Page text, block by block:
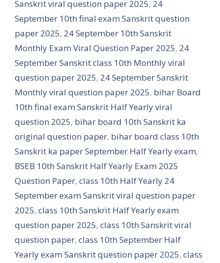
Sanskrit viral question paper 2025, 24
September 10th final exam Sanskrit question
paper 2025, 24 September 10th Sanskrit
Monthly Exam Viral Question Paper 2025, 24
September Sanskrit class 10th Monthly viral
question paper 2025, 24 September Sanskrit
Monthly viral question paper 2025, bihar Board
10th final exam Sanskrit Half Yearly viral
question 2025, bihar board 10th Sanskrit ka
original question paper, bihar board class 10th
Sanskrit ka paper September Half Yearly exam,
BSEB 10th Sanskrit Half Yearly Exam 2025
Question Paper, class 10th Half Yearly 24
September exam Sanskrit viral question paper
2025, class 10th Sanskrit Half Yearly exam
question paper 2025, class 10th Sanskrit viral
question paper, class 10th September Half
Yearly exam Sanskrit question paper 2025, class